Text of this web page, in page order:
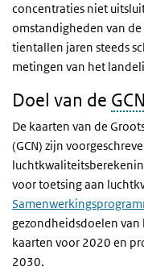
concentraties niet
omstandigheden van
tientallen jaren steeds
metingen van het
Doel van de GCN
De kaarten van de
(GCN) zijn
voor toetsing aan
gezondheidsdoelen van
kaarten voor 2020 en
2030.